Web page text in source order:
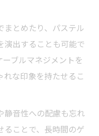
とめたり、パステル
演出することも可能で
ブルマネジメントを
な印象を持たせるこ
静音性への配慮も忘れ
ることで、長時間のゲ